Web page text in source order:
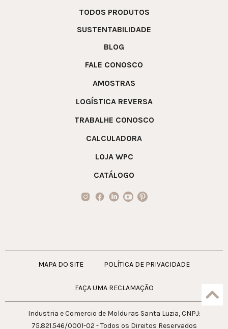
TODOS PRODUTOS
SUSTENTABILIDADE
BLOG
FALE CONOSCO
AMOSTRAS
LOGÍSTICA REVERSA
TRABALHE CONOSCO
CALCULADORA
LOJA WPC
CATÁLOGO
MAPA DO SITE POLÍTICA DE PRIVACIDADE
FAÇA UMA RECLAMAÇÃO
Industria e Comercio de Molduras Santa Luzia, CNPJ:
75.821.546/0001-02 - Todos os Direitos Reservados